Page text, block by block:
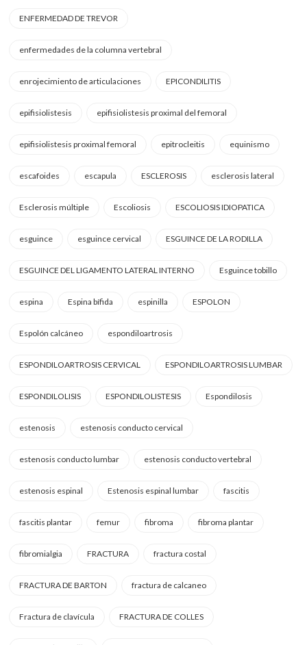
ENFERMEDAD DE TREVOR
enfermedades de la columna vertebral
enrojecimiento de articulaciones EPICONDILITIS
epifisiolistesis epifisiolistesis proximal del femoral
epifisiolistesis proximal femoral epitrocleitis equinismo
escafoides escapula ESCLEROSIS esclerosis lateral
Esclerosis múltiple Escoliosis ESCOLIOSIS IDIOPATICA
esguince esguince cervical ESGUINCE DE LA RODILLA
ESGUINCE DEL LIGAMENTO LATERAL INTERNO Esguince tobillo
espina Espina bífida espinilla ESPOLON
Espolón calcáneo espondiloartrosis
ESPONDILOARTROSIS CERVICAL ESPONDILOARTROSIS LUMBAR
ESPONDILOLISIS ESPONDILOLISTESIS Espondilosis
estenosis estenosis conducto cervical
estenosis conducto lumbar estenosis conducto vertebral
estenosis espinal Estenosis espinal lumbar fascitis
fascitis plantar femur fibroma fibroma plantar
fibromialgia FRACTURA fractura costal
FRACTURA DE BARTON fractura de calcaneo
Fractura de clavícula FRACTURA DE COLLES